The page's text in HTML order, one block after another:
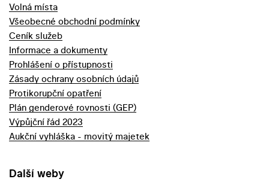
Volná místa
Všeobecné obchodní podmínky
Ceník služeb
Informace a dokumenty
Prohlášení o přístupnosti
Zásady ochrany osobních údajů
Protikorupční opatření
Plán genderové rovnosti (GEP)
Výpůjční řád 2023
Aukční vyhláška - movitý majetek
Další weby